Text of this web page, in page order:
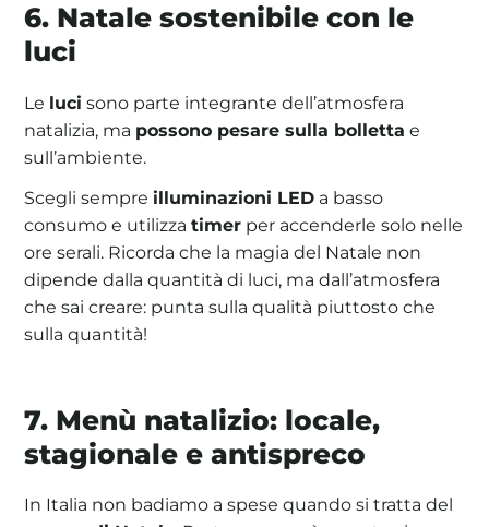
6. Natale sostenibile con le
luci
Le luci sono parte integrante dell’atmosfera
natalizia, ma possono pesare sulla bolletta e
sull’ambiente.
Scegli sempre illuminazioni LED a basso
consumo e utilizzatimer per accenderle solo nelle
ore serali. Ricorda che la magia del Natale non
dipende dalla quantità di luci, ma dall’atmosfera
che sai creare: punta sulla qualità piuttosto che
sulla quantità!
7. Menù natalizio: locale,
stagionale e antispreco
In Italia non badiamo a spese quando si tratta del